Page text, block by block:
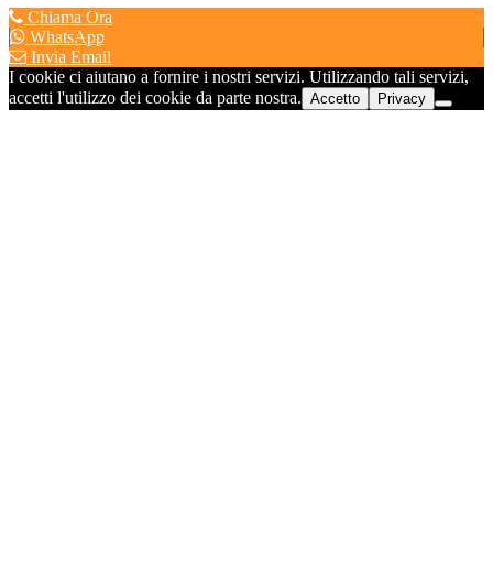
Chiama Ora
WhatsApp
Invia Email
I cookie ci aiutano a fornire i nostri servizi. Utilizzando tali servizi,
accetti l'utilizzo dei cookie da parte nostra. Accetto Privacy